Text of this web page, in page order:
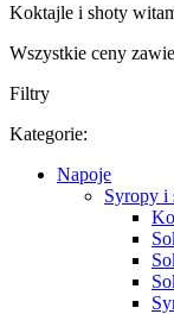
Koktajle i shoty
Wszystkie ceny
Filtry
Kategorie:
Napoje
Syropy i